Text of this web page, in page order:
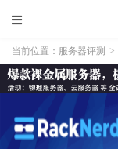
当前位置： 服务器评测 >